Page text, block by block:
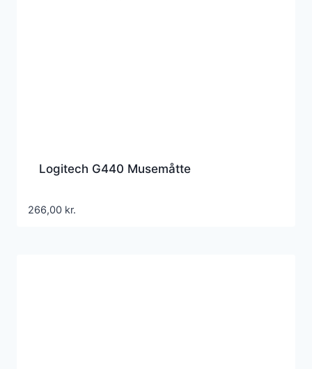
Logitech G440 Musemåtte
266,00 kr.